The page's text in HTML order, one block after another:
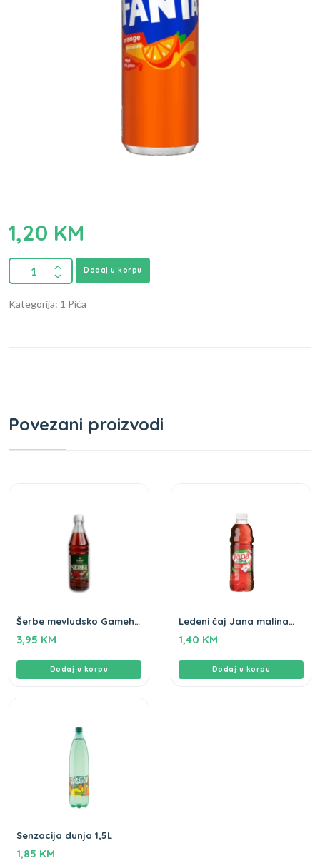
1,20 KM
Dodaj u korpu
Kategorija: 1 Pića
Povezani proizvodi
Šerbe mevludsko Gameha
3,95 KM
Dodaj u korpu
Ledeni čaj Jana malina
1,40 KM
Dodaj u korpu
Senzacija dunja 1,5L
1,85 KM